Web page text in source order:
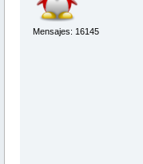
Mensajes: 16145